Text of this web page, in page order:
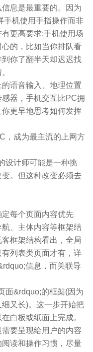
息是最重要的。因为
手机使用手指操作而非
更高要求;手机使用场
的，比如当你排队看
你了翻半天却迟迟找
语音输入、地理位置
器，手机交互比PC拥
更早地思考如何发挥
，成为最主流的上网方
设计师可能是一种挑
。但这种改变必须去
每个页面内容优先
、主体内容等框架结
框架结构看出，全局
列表类页面才有，详
信息，而关联导
面&rdquo;的框架(因为
又长)。这一步开始把
白板或纸面上完成。
要呈现给用户的内容
读和操作习惯，尽量